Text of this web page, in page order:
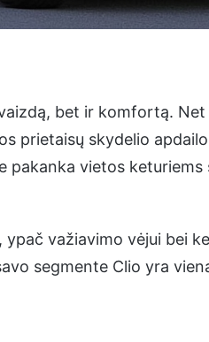
bet ir komfortą.
prietaisų skydelio
pakanka vietos
važiavimo vėjui bei
segmente Clio yra